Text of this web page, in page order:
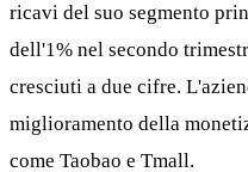
ricavi del suo segmento
dell'1% nel secondo
cresciuti a due cifre.
miglioramento della
come Taobao e Tmall.